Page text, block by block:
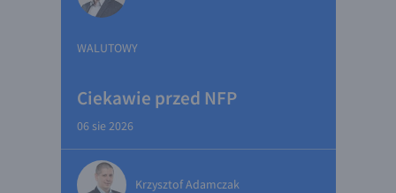
WALUTOWY
Ciekawie przed NFP
06 sie 2026
Krzysztof Adamczak